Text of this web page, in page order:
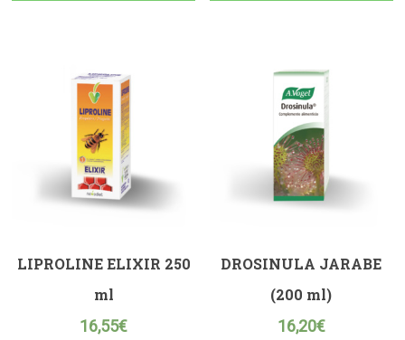
LIPROLINE ELIXIR 250
ml
16,55€
DROSINULA JARABE
(200 ml)
16,20€